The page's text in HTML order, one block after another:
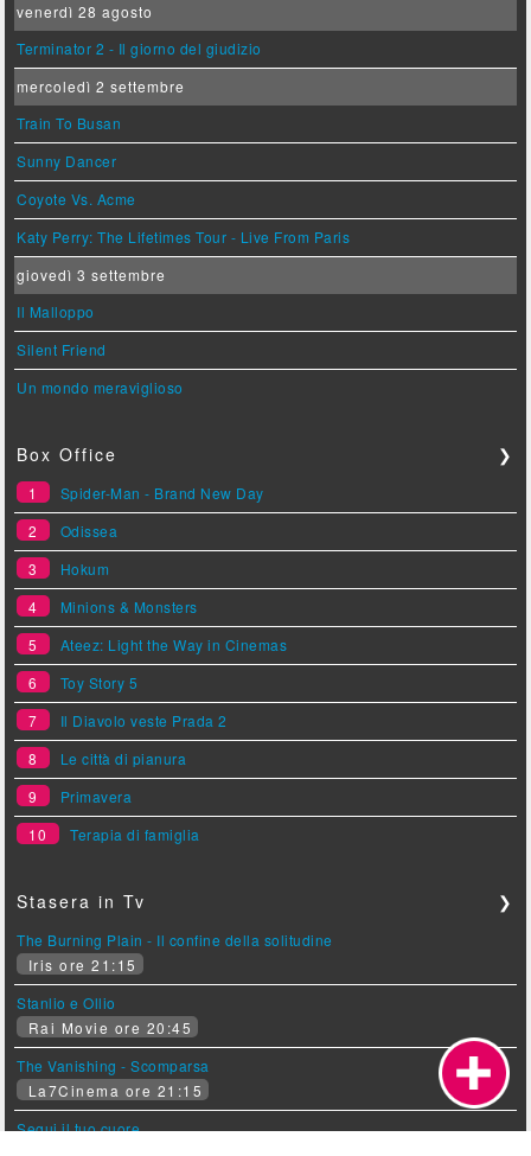
venerdì 28 agosto
Terminator 2 - Il giorno del giudizio
mercoledì 2 settembre
Train To Busan
Sunny Dancer
Coyote Vs. Acme
Katy Perry: The Lifetimes Tour - Live From Paris
giovedì 3 settembre
Il Malloppo
Silent Friend
Un mondo meraviglioso
Box Office ❯
1
Spider-Man - Brand New Day
2
Odissea
3
Hokum
4
Minions & Monsters
5
Ateez: Light the Way in Cinemas
6
Toy Story 5
7
Il Diavolo veste Prada 2
8
Le città di pianura
9
Primavera
10
Terapia di famiglia
Stasera in Tv ❯
The Burning Plain - Il confine della solitudine
Iris ore 21:15
Stanlio e Ollio
Rai Movie ore 20:45
The Vanishing - Scomparsa
La7Cinema ore 21:15
Segui il tuo cuore